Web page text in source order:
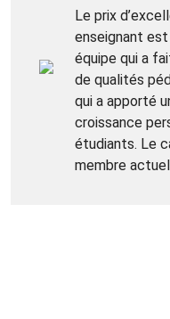
Le prix
enseignant est
équipe qui a
de qualités
qui a apporté
croissance
étudiants. Le
membre